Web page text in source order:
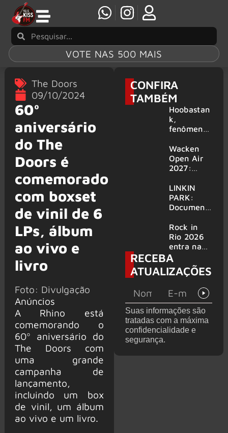
VOTE NAS 500 MAIS
The Doors
09/10/2024
60º
aniversário
do The
Doors é
comemorado
com boxset
de vinil de 6
LPs, álbum
ao vivo e
livro
Foto: Divulgação
Anúncios
A Rhino está
comemorando o
60º aniversário do
The Doors com
uma grande
campanha de
lançamento,
incluindo um box
de vinil, um álbum
ao vivo e um livro.
CONFIRA
TAMBÉM
Hoobastan
k,
fenômeno
rock anos
2000,
volta ao
6 shows
Wacken
Open Air
2027:
amplia
line-up e
já
mais de 50
bandas
LINKIN
PARK:
Document
‘Unshatter’
e álbum ao
vivo são
anunciados
Rock in
Rio 2026
entra na
reta final
com
Cidade do
montagem
acelerada
e line-up
completo
confirmad
RECEBA
ATUALIZAÇÕES
Suas informações são
tratadas com a máxima
confidencialidade e
segurança.